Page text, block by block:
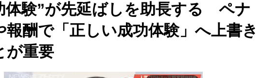
体験”が先延ばしを助長する ペナ
報酬で「正しい成功体験」へ上書き
が重要